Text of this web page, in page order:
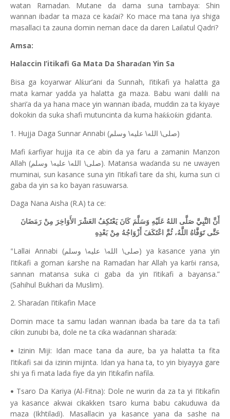
watan Ramadan. Mutane da dama suna tambaya: Shin
wannan ibadar ta maza ce kaɗai? Ko mace ma tana iya shiga
masallaci ta zauna domin neman dace da daren Lailatul Qadri?
Amsa:
Halaccin I’itikafi Ga Mata Da Sharaɗan Yin Sa
Bisa ga koyarwar Alƙur’ani da Sunnah, I’itikafi ya halatta ga
mata kamar yadda ya halatta ga maza. Babu wani dalili na
shari’a da ya hana mace yin wannan ibada, muddin za ta kiyaye
dokokin da suka shafi mutuncinta da kuma haƙƙoƙin gidanta.
1. Hujja Daga Sunnar Annabi (صلى\ الله\ عليه\ وسلم)
Mafiƙarfiyar hujja ita ce abin da ya faru a zamanin Manzon
Allah (صلى\ الله\ عليه\ وسلم). Matansa waɗanda su ne uwayen
muminai, sun kasance suna yin I’itikafi tare da shi, kuma sun ci
gaba da yin sa ko bayan rasuwarsa.
Daga Nana Aisha (R.A) ta ce:
أَنَّ النَّبِيَّ صَلَّى اللهُ عَلَيْهِ وَسَلَّمَ كَانَ يَعْتَكِفُ العَشْرَ الأَوَاخِرَ مِنْ رَمَضَانَ
حَتَّى تَوَفَّاهُ اللَّهُ، ثُمَّ اعْتَكَفَ أَزْوَاجُهُ مِنْ بَعْدِهِ
“Lallai Annabi (صلى\ الله\ عليه\ وسلم) ya kasance yana yin
I’itikafi a goman ƙarshe na Ramadan har Allah ya karɓi ransa,
sannan matansa suka ci gaba da yin I’itikafi a bayansa.”
(Sahihul Bukhari da Muslim).
2. Sharaɗan I’itikafin Mace
Domin mace ta samu ladan wannan ibada ba tare da ta tafi
cikin zunubi ba, dole ne ta cika waɗannan sharaɗa:
•
Izinin Miji: Idan mace tana da aure, ba ya halatta ta fita
I’itikafi sai da izinin mijinta. Idan ya hana ta, to yin biyayya gare
shi ya fi mata lada fiye da yin I’itikafin nafila.
• Tsaro Da Kariya (Al-Fitna): Dole ne wurin da za ta yi I’itikafin
ya kasance akwai cikakken tsaro kuma babu cakuduwa da
maza (Ikhtilaɗi). Masallacin ya kasance yana da sashe na